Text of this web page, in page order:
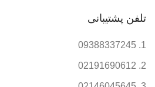
تلفن پشتیبانی
09388337245
02191690612